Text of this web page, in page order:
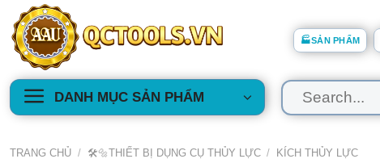
Skip
content
🏭SẢN PHẨM
DANH MỤC SẢN PHẨM
kiếm:
TRANG CHỦ / 🛠️🔩THIẾT BỊ DỤNG CỤ THỦY LỰC / KÍCH THỦY LỰC